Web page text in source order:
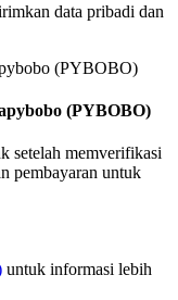
data pribadi dan
(PYBOBO)
setelah memverifikasi
pembayaran untuk
untuk informasi lebih